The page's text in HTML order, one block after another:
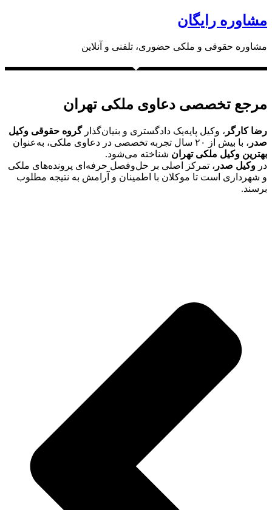
مشاوره رایگان
مشاوره حقوقی و ملکی حضوری، تلفنی و آنلاین
مرجع تخصصی دعاوی ملکی تهران
رضا کارگر ، وکیل پایه‌یک دادگستری و بنیان‌گذارگروه حقوقی وکیل
صدر ، با بیش از ۲۰ سال تجربه تخصصی در دعاوی ملکی، به‌عنوان
بهترین وکیل ملکی تهران شناخته می‌شود.
در وکیل صدر ، تمرکز اصلی بر حل‌وفصل حرفه‌ای پرونده‌های ملکی
و شهرداری است تا موکلان با اطمینان و آرامش به نتیجه مطلوب
برسند.